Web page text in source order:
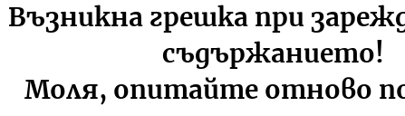
Възникна грешка при
съдържанието!
Моля, опитайте отново